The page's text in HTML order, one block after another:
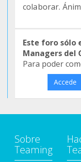
colaborar.
Este foro sólo
Managers del
Para poder
Accede
Sobre
Teaming